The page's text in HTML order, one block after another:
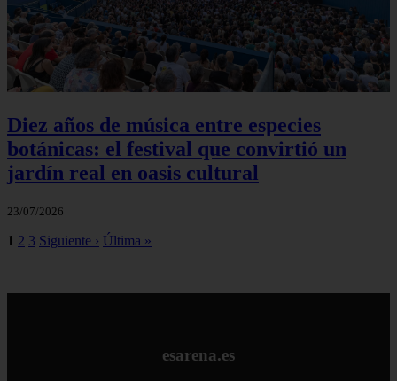
Diez años de música entre especies
botánicas: el festival que convirtió un
jardín real en oasis cultural
23/07/2026
1 2 3 Siguiente › Última »
esarena.es